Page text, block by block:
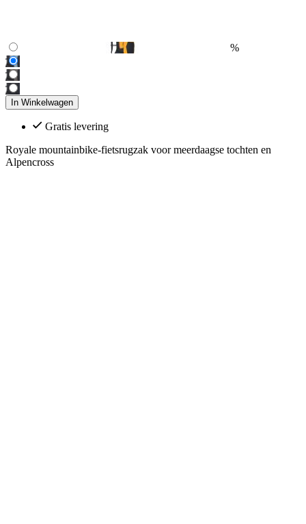
%
In Winkelwagen
Gratis levering
Royale mountainbike-fietsrugzak voor meerdaagse tochten en
Alpencross